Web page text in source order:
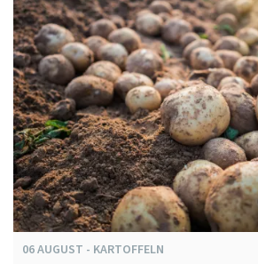
06AUGUST - KARTOFFELN